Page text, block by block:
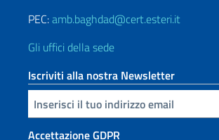
PEC:amb.baghdad@cert.esteri.it
Gli uffici della sede
Iscriviti alla nostra Newsletter
Inserisci la tua email
Accettazione GDPR